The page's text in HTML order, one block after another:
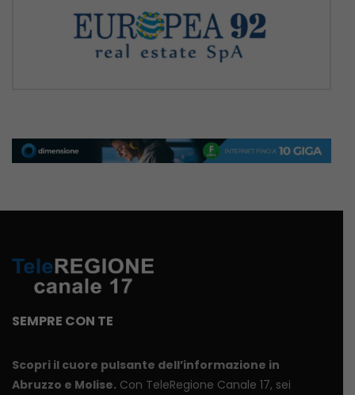
SEMPRE CON TE
Scopri il cuore pulsante dell’informazione in
Abruzzo e Molise. Con TeleRegione Canale 17, sei